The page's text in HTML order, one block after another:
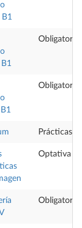
B1
B1
Obligatoria
Obligatoria
Prácticas
Optativa
Obligatoria